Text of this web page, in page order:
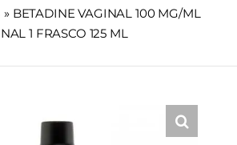
» BETADINE VAGINAL 100 MG/ML
1 FRASCO 125 ML